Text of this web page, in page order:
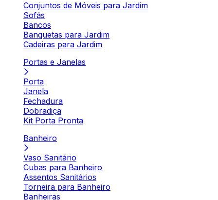
Conjuntos de Móveis para Jardim
Sofás
Bancos
Banquetas para Jardim
Cadeiras para Jardim
Portas e Janelas
Porta
Janela
Fechadura
Dobradiça
Kit Porta Pronta
Banheiro
Vaso Sanitário
Cubas para Banheiro
Assentos Sanitários
Torneira para Banheiro
Banheiras